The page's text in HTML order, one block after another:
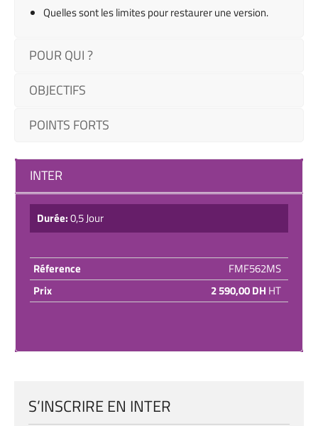
Quelles sont les limites pour restaurer une version.
POUR QUI ?
OBJECTIFS
POINTS FORTS
INTER
Durée:0,5 Jour
Réference
FMF562MS
Prix
2 590,00 DH HT
S’INSCRIRE EN INTER